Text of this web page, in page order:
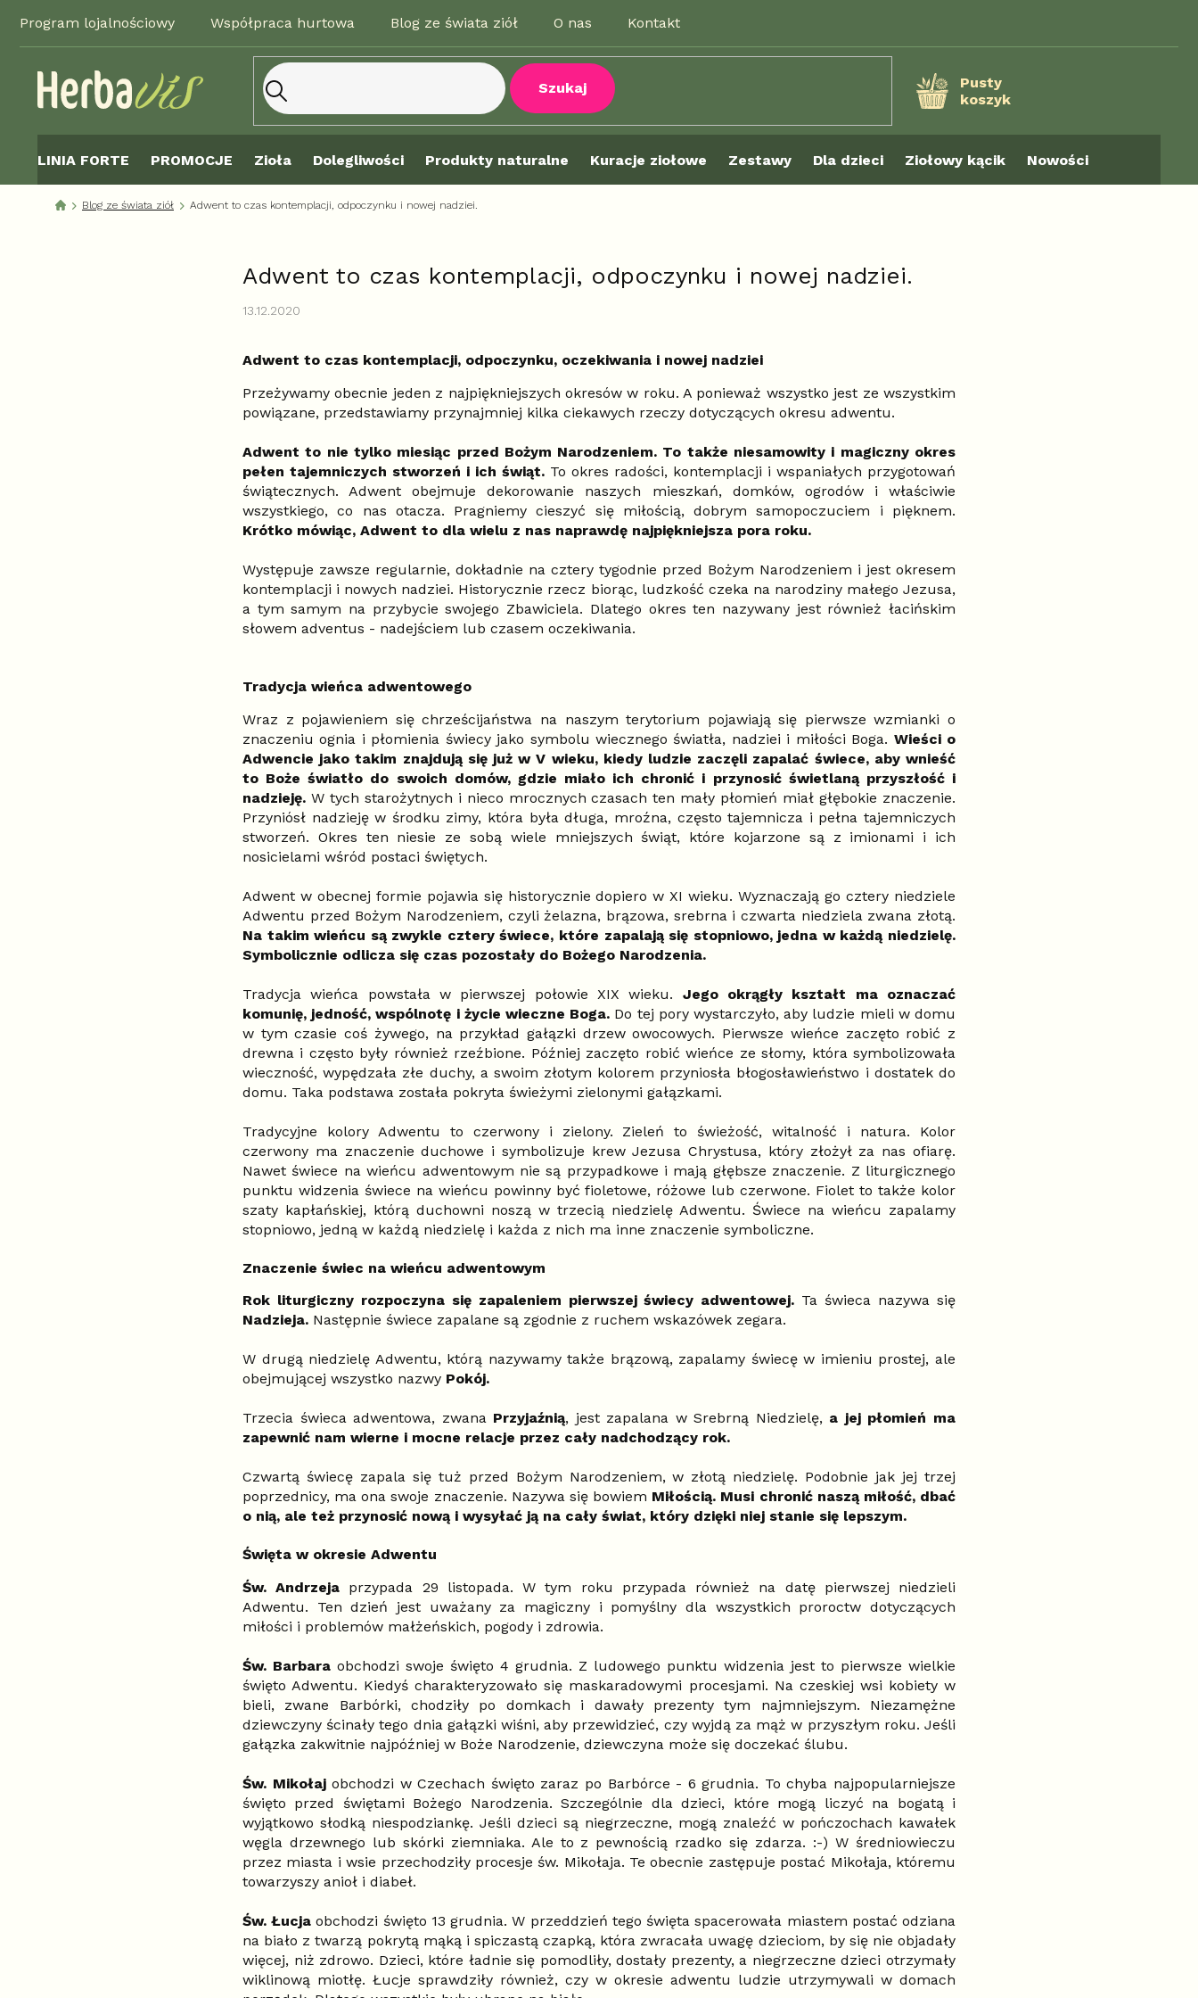
treści
Program lojalnościowy Współpraca hurtowa Blog ze świata ziół O nas Kontakt
Szukaj
KOSZYK
Pusty
koszyk
LINIA FORTE PROMOCJE Zioła Dolegliwości Produkty naturalne Kuracje ziołowe Zestawy Dla dzieci Ziołowy kącik Nowości
Blog ze świata ziół Adwent to czas kontemplacji, odpoczynku i nowej nadziei.
Adwent to czas kontemplacji, odpoczynku i nowej nadziei.
13.12.2020
Adwent to czas kontemplacji, odpoczynku, oczekiwania i nowej nadziei
Przeżywamy obecnie jeden z najpiękniejszych okresów w roku. A ponieważ wszystko jest ze wszystkim
powiązane, przedstawiamy przynajmniej kilka ciekawych rzeczy dotyczących okresu adwentu.
Adwent to nie tylko miesiąc przed Bożym Narodzeniem. To także niesamowity i magiczny okres
pełen tajemniczych stworzeń i ich świąt. To okres radości, kontemplacji i wspaniałych przygotowań
świątecznych. Adwent obejmuje dekorowanie naszych mieszkań, domków, ogrodów i właściwie
wszystkiego, co nas otacza. Pragniemy cieszyć się miłością, dobrym samopoczuciem i pięknem.
Krótko mówiąc, Adwent to dla wielu z nas naprawdę najpiękniejsza pora roku.
Występuje zawsze regularnie, dokładnie na cztery tygodnie przed Bożym Narodzeniem i jest okresem
kontemplacji i nowych nadziei. Historycznie rzecz biorąc, ludzkość czeka na narodziny małego Jezusa,
a tym samym na przybycie swojego Zbawiciela. Dlatego okres ten nazywany jest również łacińskim
słowem adventus - nadejściem lub czasem oczekiwania.
Tradycja wieńca adwentowego
Wraz z pojawieniem się chrześcijaństwa na naszym terytorium pojawiają się pierwsze wzmianki o
znaczeniu ognia i płomienia świecy jako symbolu wiecznego światła, nadziei i miłości Boga. Wieści o
Adwencie jako takim znajdują się już w V wieku, kiedy ludzie zaczęli zapalać świece, aby wnieść
to Boże światło do swoich domów, gdzie miało ich chronić i przynosić świetlaną przyszłość i
nadzieję. W tych starożytnych i nieco mrocznych czasach ten mały płomień miał głębokie znaczenie.
Przyniósł nadzieję w środku zimy, która była długa, mroźna, często tajemnicza i pełna tajemniczych
stworzeń. Okres ten niesie ze sobą wiele mniejszych świąt, które kojarzone są z imionami i ich
nosicielami wśród postaci świętych.
Adwent w obecnej formie pojawia się historycznie dopiero w XI wieku. Wyznaczają go cztery niedziele
Adwentu przed Bożym Narodzeniem, czyli żelazna, brązowa, srebrna i czwarta niedziela zwana złotą.
Na takim wieńcu są zwykle cztery świece, które zapalają się stopniowo, jedna w każdą niedzielę.
Symbolicznie odlicza się czas pozostały do ​​Bożego Narodzenia.
Tradycja wieńca powstała w pierwszej połowie XIX wieku. Jego okrągły kształt ma oznaczać
komunię, jedność, wspólnotę i życie wieczne Boga. Do tej pory wystarczyło, aby ludzie mieli w domu
w tym czasie coś żywego, na przykład gałązki drzew owocowych. Pierwsze wieńce zaczęto robić z
drewna i często były również rzeźbione. Później zaczęto robić wieńce ze słomy, która symbolizowała
wieczność, wypędzała złe duchy, a swoim złotym kolorem przyniosła błogosławieństwo i dostatek do
domu. Taka podstawa została pokryta świeżymi zielonymi gałązkami.
Tradycyjne kolory Adwentu to czerwony i zielony. Zieleń to świeżość, witalność i natura. Kolor
czerwony ma znaczenie duchowe i symbolizuje krew Jezusa Chrystusa, który złożył za nas ofiarę.
Nawet świece na wieńcu adwentowym nie są przypadkowe i mają głębsze znaczenie. Z liturgicznego
punktu widzenia świece na wieńcu powinny być fioletowe, różowe lub czerwone. Fiolet to także kolor
szaty kapłańskiej, którą duchowni noszą w trzecią niedzielę Adwentu. Świece na wieńcu zapalamy
stopniowo, jedną w każdą niedzielę i każda z nich ma inne znaczenie symboliczne.
Znaczenie świec na wieńcu adwentowym
Rok liturgiczny rozpoczyna się zapaleniem pierwszej świecy adwentowej. Ta świeca nazywa się
Nadzieja. Następnie świece zapalane są zgodnie z ruchem wskazówek zegara.
W drugą niedzielę Adwentu, którą nazywamy także brązową, zapalamy świecę w imieniu prostej, ale
obejmującej wszystko nazwy Pokój.
Trzecia świeca adwentowa, zwana Przyjaźnią, jest zapalana w Srebrną Niedzielę, a jej płomień ma
zapewnić nam wierne i mocne relacje przez cały nadchodzący rok.
Czwartą świecę zapala się tuż przed Bożym Narodzeniem, w złotą niedzielę. Podobnie jak jej trzej
poprzednicy, ma ona swoje znaczenie. Nazywa się bowiem Miłością. Musi chronić naszą miłość, dbać
o nią, ale też przynosić nową i wysyłać ją na cały świat, który dzięki niej stanie się lepszym.
Święta w okresie Adwentu
Św. Andrzeja przypada 29 listopada. W tym roku przypada również na datę pierwszej niedzieli
Adwentu. Ten dzień jest uważany za magiczny i pomyślny dla wszystkich proroctw dotyczących
miłości i problemów małżeńskich, pogody i zdrowia.
Św. Barbara obchodzi swoje święto 4 grudnia. Z ludowego punktu widzenia jest to pierwsze wielkie
święto Adwentu. Kiedyś charakteryzowało się maskaradowymi procesjami. Na czeskiej wsi kobiety w
bieli, zwane Barbórki, chodziły po domkach i dawały prezenty tym najmniejszym. Niezamężne
dziewczyny ścinały tego dnia gałązki wiśni, aby przewidzieć, czy wyjdą za mąż w przyszłym roku. Jeśli
gałązka zakwitnie najpóźniej w Boże Narodzenie, dziewczyna może się doczekać ślubu.
Św. Mikołajobchodzi w Czechach święto zaraz po Barbórce - 6 grudnia. To chyba najpopularniejsze
święto przed świętami Bożego Narodzenia. Szczególnie dla dzieci, które mogą liczyć na bogatą i
wyjątkowo słodką niespodziankę. Jeśli dzieci są niegrzeczne, mogą znaleźć w pończochach kawałek
węgla drzewnego lub skórki ziemniaka. Ale to z pewnością rzadko się zdarza. :-) W średniowieczu
przez miasta i wsie przechodziły procesje św. Mikołaja. Te obecnie zastępuje postać Mikołaja, któremu
towarzyszy anioł i diabeł.
Św. Łucjaobchodzi święto 13 grudnia. W przeddzień tego święta spacerowała miastem postać odziana
na biało z twarzą pokrytą mąką i spiczastą czapką, która zwracała uwagę dzieciom, by się nie objadały
więcej, niż zdrowo. Dzieci, które ładnie się pomodliły, dostały prezenty, a niegrzeczne dzieci otrzymały
wiklinową miotłę. Łucje sprawdziły również, czy w okresie adwentu ludzie utrzymywali w domach